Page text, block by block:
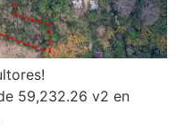
59,232.26 v2 en